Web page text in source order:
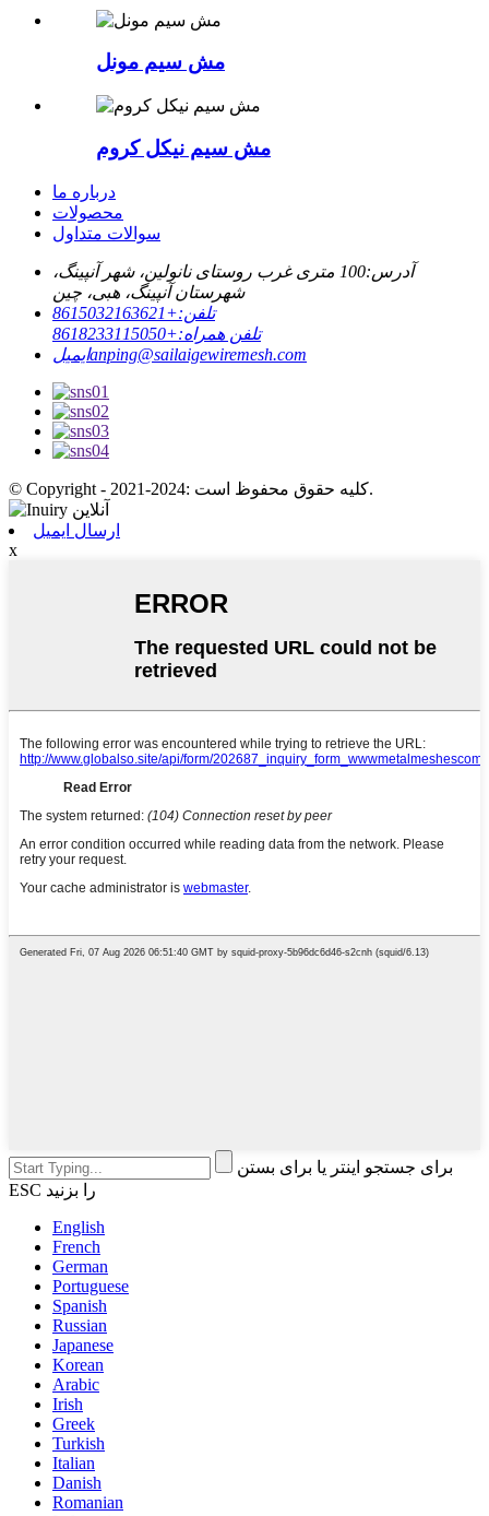
مش سیم مونل
مش سیم نیکل کروم
درباره ما
محصولات
سوالات متداول
آدرس:
100 متری غرب روستای نانولین، شهر آنپینگ،
شهرستان آنپینگ، هبی، چین
تلفن:+8615032163621
تلفن همراه:+8618233115050
ایمیلanping@sailaigewiremesh.com
© Copyright - 2021-2024: کلیه حقوق محفوظ است.
ارسال ایمیل
x
برای جستجو اینتر یا برای بستن
ESC را بزنید
English
French
German
Portuguese
Spanish
Russian
Japanese
Korean
Arabic
Irish
Greek
Turkish
Italian
Danish
Romanian